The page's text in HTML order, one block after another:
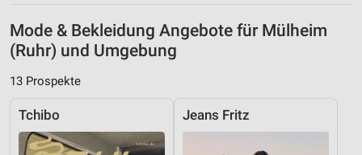
Mode & Bekleidung Angebote für Mülheim
(Ruhr) und Umgebung
13 Prospekte
Tchibo Jeans Fritz